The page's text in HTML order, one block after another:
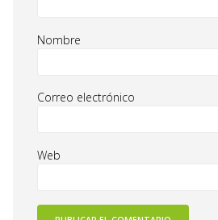
Nombre
Correo electrónico
Web